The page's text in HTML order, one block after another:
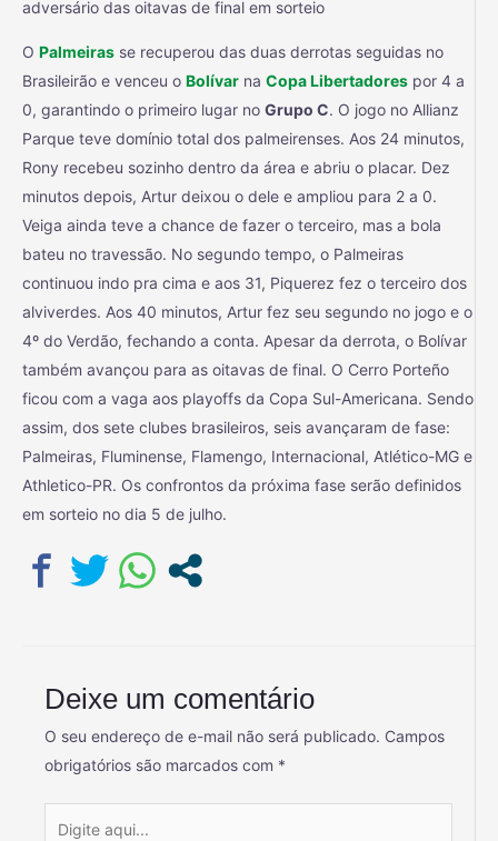
adversário das oitavas de final em sorteio
O Palmeiras se recuperou das duas derrotas seguidas no
Brasileirão e venceu o Bolívar na Copa Libertadores por 4 a
0, garantindo o primeiro lugar no Grupo C. O jogo no Allianz
Parque teve domínio total dos palmeirenses. Aos 24 minutos,
Rony recebeu sozinho dentro da área e abriu o placar. Dez
minutos depois, Artur deixou o dele e ampliou para 2 a 0.
Veiga ainda teve a chance de fazer o terceiro, mas a bola
bateu no travessão. No segundo tempo, o Palmeiras
continuou indo pra cima e aos 31, Piquerez fez o terceiro dos
alviverdes. Aos 40 minutos, Artur fez seu segundo no jogo e o
4º do Verdão, fechando a conta. Apesar da derrota, o Bolívar
também avançou para as oitavas de final. O Cerro Porteño
ficou com a vaga aos playoffs da Copa Sul-Americana. Sendo
assim, dos sete clubes brasileiros, seis avançaram de fase:
Palmeiras, Fluminense, Flamengo, Internacional, Atlético-MG e
Athletico-PR. Os confrontos da próxima fase serão definidos
em sorteio no dia 5 de julho.
Deixe um comentário
O seu endereço de e-mail não será publicado. Campos
obrigatórios são marcados com *